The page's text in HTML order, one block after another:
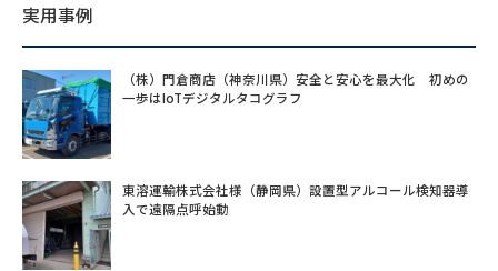
実用事例
（株）門倉商店（神奈川県）安全と安心を最大化 初めの
一歩はIoTデジタルタコグラフ
東溶運輸株式会社様（静岡県）設置型アルコール検知器導
入で遠隔点呼始動